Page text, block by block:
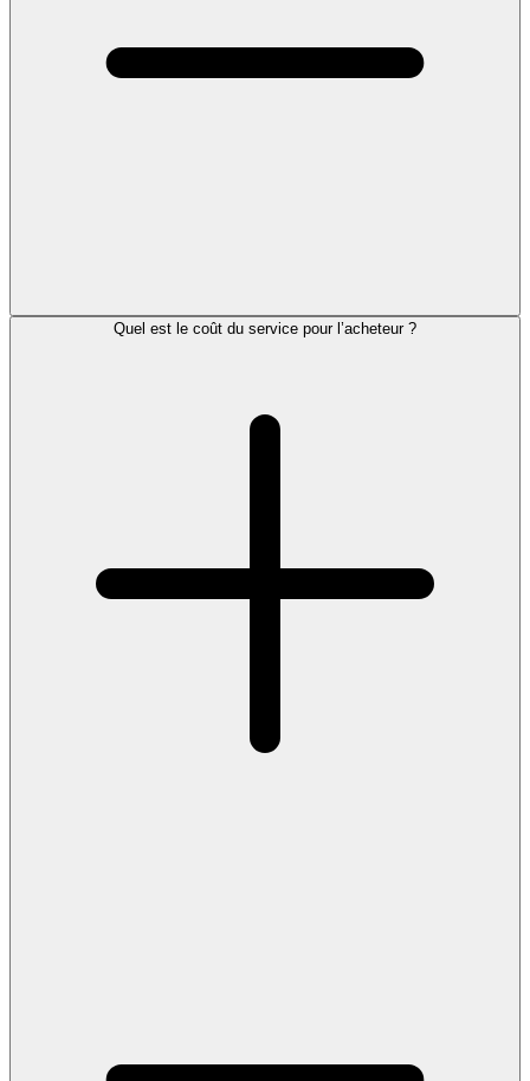
Quel est le coût du service pour l’acheteur ?